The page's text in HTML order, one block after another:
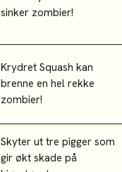
sinker zombier!
Krydret Squash kan
brenne en hel rekke
zombier!
Skyter ut tre pigger som
gir økt skade på